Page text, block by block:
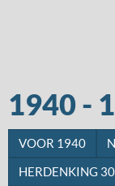
1940 -
VOOR 1940
HERDENKING